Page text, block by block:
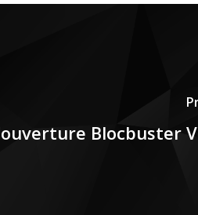
Blocbuster